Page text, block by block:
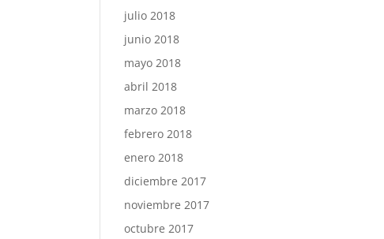
julio 2018
junio 2018
mayo 2018
abril 2018
marzo 2018
febrero 2018
enero 2018
diciembre 2017
noviembre 2017
octubre 2017